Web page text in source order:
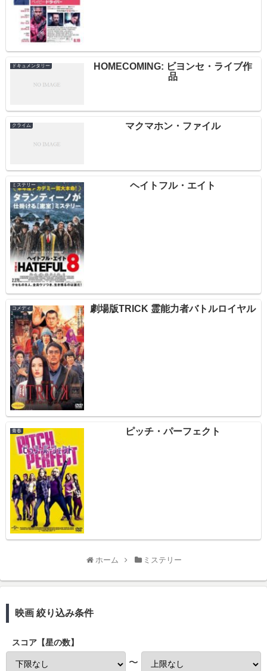
ドキュメンタリー
HOMECOMING: ビヨンセ・ライブ作
品
クライム マクマホン・ファイル
ミステリー ヘイトフル・エイト
コメディ 劇場版TRICK 霊能力者バトルロイヤル
青春 ピッチ・パーフェクト
ホーム ミステリー
映画 絞り込み条件
スコア【星の数】
〜